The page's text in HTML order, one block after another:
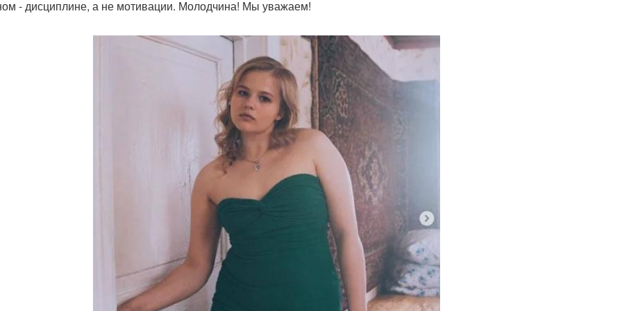
- дисциплине, а не мотивации. Молодчина! Мы уважаем!